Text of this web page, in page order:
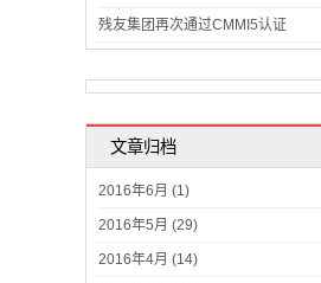
残友集团再次通过CMMI5认证
文章归档
2016年6月 (1)
2016年5月 (29)
2016年4月 (14)